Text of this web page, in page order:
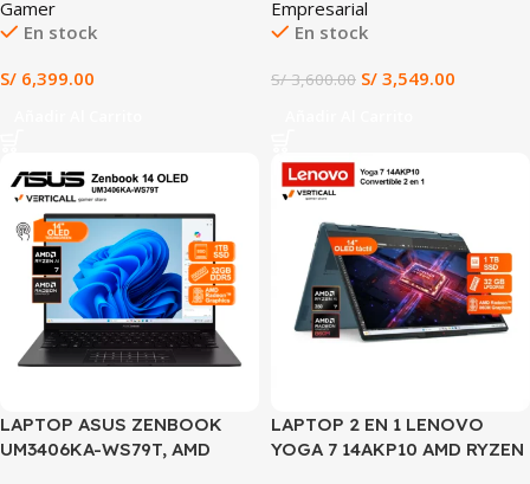
RTX™ 5060 8GB GDDR7, 15.1″
WQXGA OLED 165HZ,
(83F1002ULM)
Gamer
En stock
S/ 6,399.00
TOUCHSCREEN WINDOWS 11
(Lenovo IdeaPad 5 2-in-1
Empresarial
En stock
S/3,600.00 S/ 3,549.00
SALE
LAPTOP ASUS ZENBOOK
UM3406KA-WS79T, AMD
LAPTOP 2 EN 1 LENOVO
YOGA 7 14AKP10 AMD RYZEN